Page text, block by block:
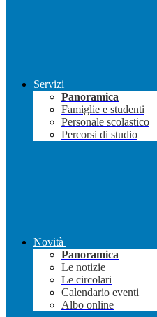
Servizi
Panoramica
Famiglie e studenti
Personale scolastico
Percorsi di studio
Novità
Panoramica
Le notizie
Le circolari
Calendario eventi
Albo online